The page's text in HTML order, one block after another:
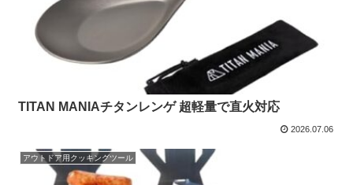
TITAN MANIAチタンレンゲ 超軽量で直火対応
2026.07.06
アウトドア用クッキングツール